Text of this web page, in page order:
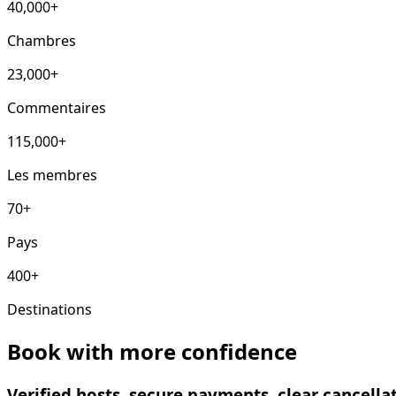
40,000+
Chambres
23,000+
Commentaires
115,000+
Les membres
70+
Pays
400+
Destinations
Book with more confidence